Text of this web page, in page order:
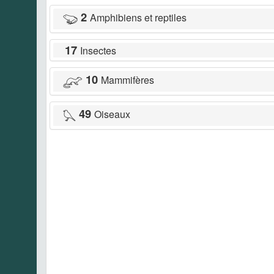
2 Amphibiens et reptiles
17 Insectes
10 Mammifères
49 Oiseaux